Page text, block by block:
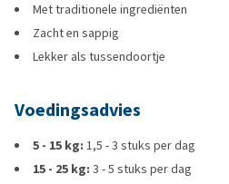
Met traditionele ingrediënten
Zacht en sappig
Lekker als tussendoortje
Voedingsadvies
5 - 15 kg: 1,5 - 3 stuks per dag
15 - 25 kg: 3 - 5 stuks per dag